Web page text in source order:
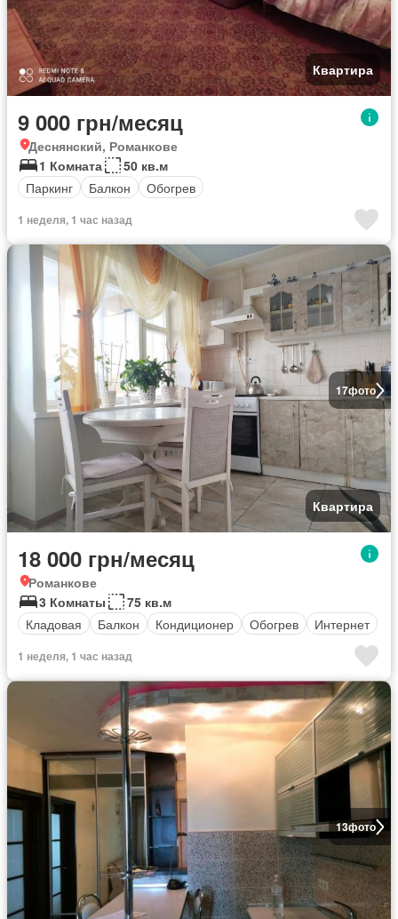
Квартира
9 000 грн/месяц
Деснянский, Романкове
1 Комната
50 кв.м
Паркинг
Балкон Обогрев
1 неделя, 1 час назад
17фото
Квартира
18 000 грн/месяц
Романкове
3 Комнаты
75 кв.м
Кладовая
Балкон Кондиционер Обогрев Интернет
1 неделя, 1 час назад
13фото